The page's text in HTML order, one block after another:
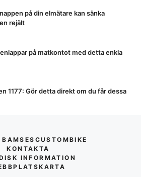
på din elmätare kan sänka
rejält
på matkontot med detta enkla
1177: Gör detta direkt om du får dessa
KONTAKTA
INFORMATION